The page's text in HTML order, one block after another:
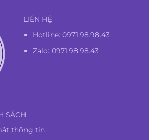
LIÊN HỆ
Hotline:0971.98.98.43
Zalo: 0971.98.98.43
SÁCH
thông tin